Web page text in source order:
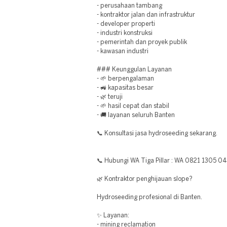
- perusahaan tambang
- kontraktor jalan dan infrastruktur
- developer properti
- industri konstruksi
- pemerintah dan proyek publik
- kawasan industri
### Keunggulan Layanan
- 🌱 berpengalaman
- 🚜 kapasitas besar
- 🌿 teruji
- 🌱 hasil cepat dan stabil
- 🚚 layanan seluruh Banten
📞 Konsultasi jasa hydroseeding sekarang.
📞 Hubungi WA Tiga Pillar : WA 0821 1305
🌿 Kontraktor penghijauan slope?
Hydroseeding profesional di Banten.
✨ Layanan:
- mining reclamation